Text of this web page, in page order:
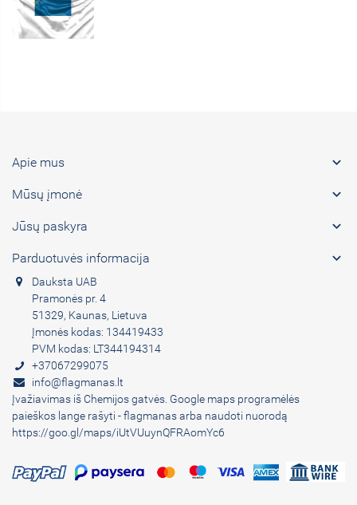
Apie mus 
Mūsų įmonė 
Jūsų paskyra 
Parduotuvės informacija 
Dauksta UAB
Pramonės pr. 4
51329, Kaunas, Lietuva
Įmonės kodas: 134419433
PVM kodas: LT344194314
+37067299075
info@flagmanas.lt
Įvažiavimas iš Chemijos gatvės. Google maps programėlės
paieškos lange rašyti - flagmanas arba naudoti nuorodą
https://goo.gl/maps/iUtVUuynQFRAomYc6